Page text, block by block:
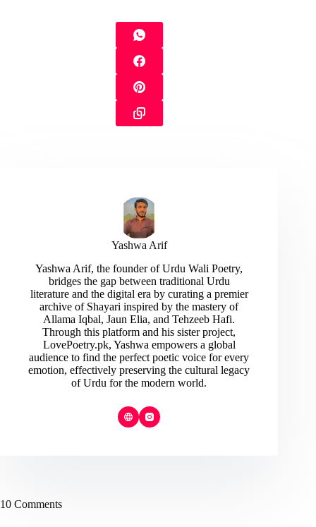
Yashwa Arif
Yashwa Arif, the founder of Urdu Wali Poetry,
bridges the gap between traditional Urdu
literature and the digital era by curating a premier
archive of Shayari inspired by the mastery of
Allama Iqbal, Jaun Elia, and Tehzeeb Hafi.
Through this platform and his sister project,
LovePoetry.pk, Yashwa empowers a global
audience to find the perfect poetic voice for every
emotion, effectively preserving the cultural legacy
of Urdu for the modern world.
10 Comments